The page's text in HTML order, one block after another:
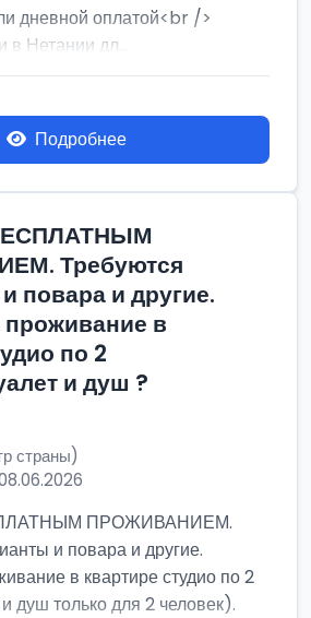
дневной оплатой<br />
Нетании дл...
Подробнее
Требуются
повара и другие.
в
по 2
и душ ?
страны)
ПРОЖИВАНИЕМ.
и повара и другие.
в квартире студио по 2
душ только для 2 человек).